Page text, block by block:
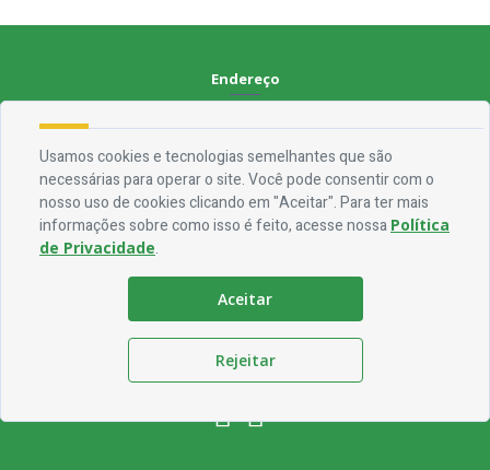
Endereço
Contato
Telefone:(83) 3563-1075
Email:ouvidoria@jocaclaudino.pb.gov.br
Horário De Funcionamento
Expediente:De segunda à sexta, das 08h às 13h
Redes Socias
Usamos cookies e tecnologias semelhantes que são
necessárias para operar o site. Você pode consentir com o
nosso uso de cookies clicando em "Aceitar". Para ter mais
informações sobre como isso é feito, acesse nossa Política
de Privacidade.
Aceitar
Rejeitar